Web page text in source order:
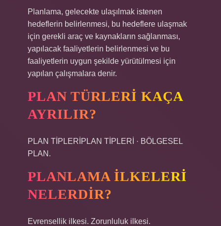
Planlama, gelecekte ulaşılmak istenen
hedeflerin belirlenmesi, bu hedeflere ulaşmak
için gerekli araç ve kaynakların sağlanması,
yapılacak faaliyetlerin belirlenmesi ve bu
faaliyetlerin uygun şekilde yürütülmesi için
yapılan çalışmalara denir.
PLAN TÜRLERI KAÇA
AYRILIR?
PLAN TİPLERİPLAN TİPLERİ · BÖLGESEL
PLAN.
PLANLAMA ILKELERI
NELERDIR?
Evrensellik ilkesi. Zorunluluk ilkesi.